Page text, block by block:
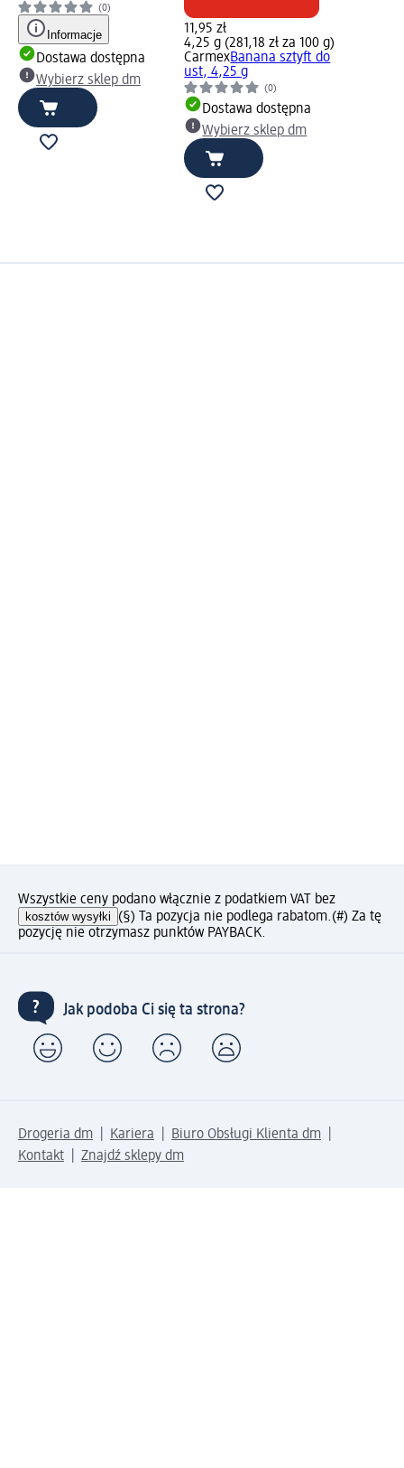
(0)
Informacje
Dostawa dostępna
Wybierz sklep dm
11,95 zł
4,25 g (281,18 zł za 100 g)
CarmexBanana sztyft do
ust, 4,25 g
(0)
Dostawa dostępna
Wybierz sklep dm
Wszystkie ceny podano włącznie z podatkiem VAT bez
kosztów wysyłki (§) Ta pozycja nie podlega rabatom.(#) Za tę
pozycję nie otrzymasz punktów PAYBACK.
Jak podoba Ci się ta strona?
Drogeria dm Kariera
Biuro Obsługi Klienta dm
Kontakt
Znajdź sklepy dm